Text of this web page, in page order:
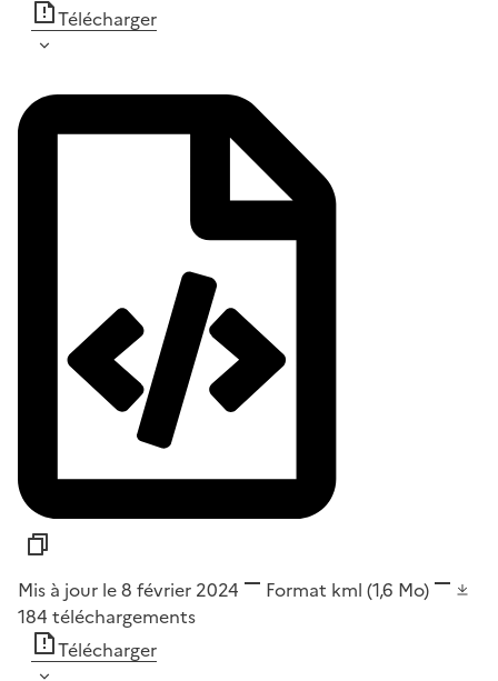
Télécharger
Mis à jour le 8 février 2024 Format kml (1,6 Mo)
184 téléchargements
Télécharger